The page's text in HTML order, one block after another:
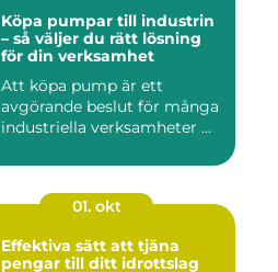
Köpa pumpar till industrin
– så väljer du rätt lösning
för din verksamhet
Att köpa pump är ett
avgörande beslut för många
industriella verksamheter ...
01. okt
Effektiva sätt att tjäna
pengar till ditt idrottslag